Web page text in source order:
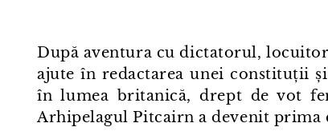
După aventura cu dictatorul,
ajute în redactarea unei constituții
în lumea britanică, drept de vot
Arhipelagul Pitcairn a devenit